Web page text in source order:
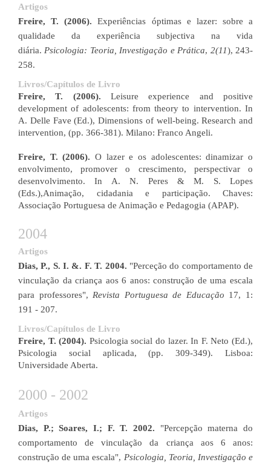
Artigos
Freire, T. (2006). Experiências óptimas e lazer: sobre a
qualidade da experiência subjectiva na vida
diária. Psicologia: Teoria, Investigação e Prática, 2(11), 243-
258.
Livros/Capítulos de Livro
Freire, T. (2006). Leisure experience and positive
development of adolescents: from theory to intervention. In
A. Delle Fave (Ed.), Dimensions of well-being. Research and
intervention, (pp. 366-381). Milano: Franco Angeli.
Freire, T. (2006). O lazer e os adolescentes: dinamizar o
envolvimento, promover o crescimento, perspectivar o
desenvolvimento. In A. N. Peres & M. S. Lopes
(Eds.),Animação, cidadania e participação. Chaves:
Associação Portuguesa de Animação e Pedagogia (APAP).
2004
Artigos
Dias, P., S. I. &. F. T. 2004. "Perceção do comportamento de
vinculação da criança aos 6 anos: construção de uma escala
para professores", Revista Portuguesa de Educação 17, 1:
191 - 207.
Livros/Capítulos de Livro
Freire, T. (2004). Psicologia social do lazer. In F. Neto (Ed.),
Psicologia social aplicada, (pp. 309-349). Lisboa:
Universidade Aberta.​
2000 - 2002
Artigo​s​
Dias, P.; Soares, I.; F. T. 2002. "Percepção materna do
comportamento de vinculação da criança aos 6 anos:
construção de uma escala", Psicologia, Teoria, Investigação e